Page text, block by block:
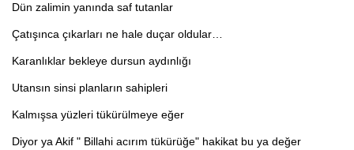
Dün zalimin yanında saf tutanlar
Çatışınca çıkarları ne hale duçar oldular…
Karanlıklar bekleye dursun aydınlığı
Utansın sinsi planların sahipleri
Kalmışsa yüzleri tükürülmeye eğer
Diyor ya Akif " Billahi acırım tükürüğe" hakikat bu ya değer